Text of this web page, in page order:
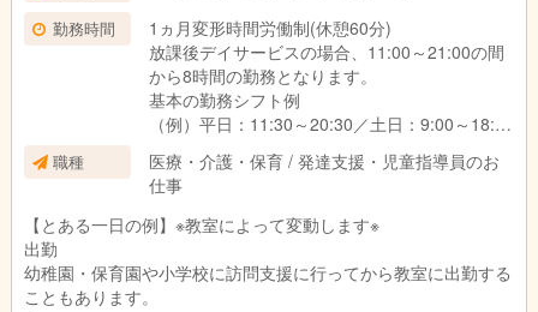
勤務時間
1ヵ月変形時間労働制(休憩60分)
放課後デイサービスの場合、11:00～21:00の間
から8時間の勤務となります。
基本の勤務シフト例
（例）平日：11:30～20:30／土日：9:00～18:00
ます。
職種
医療・介護・保育 / 発達支援・児童指導員のお
仕事
【とある一日の例】※教室によって変動します※
出勤
幼稚園・保育園や小学校に訪問支援に行ってから教室に出勤する
こともあります。